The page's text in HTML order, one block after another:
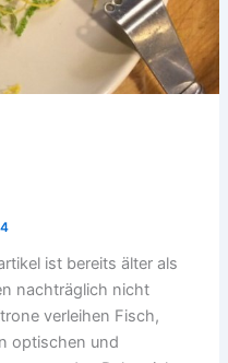
ist bereits älter als
nachträglich nicht
verleihen Fisch,
optischen und